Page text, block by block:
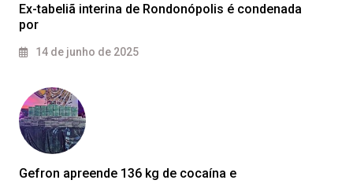
Ex-tabeliã interina de Rondonópolis é condenada
por
14 de junho de 2025
Gefron apreende 136 kg de cocaína e